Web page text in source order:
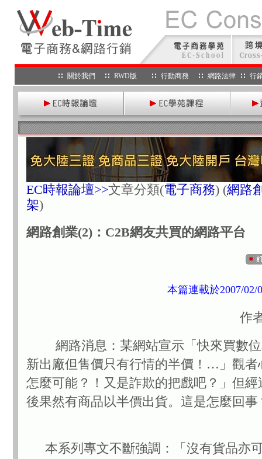
關於我們 RWD版 行動商務 網路法律 行
EC時報論壇>>文章分類(電子商務) (網路
架)
網路創業(2)：C2B網友共買的網路平台
本篇連載於2007/02/
作
網路消息：某網站宣示「快來買數
新出廠但售價只有行情的半價！…」觀者
怎麼可能？！又是詐欺的把戲吧？」但經
後果然有商品以半價出貨。這是怎麼回
本系列專文不斷強調：「沒有貨品亦